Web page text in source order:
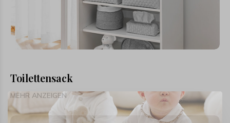
Toilettensack
MEHR ANZEIGEN